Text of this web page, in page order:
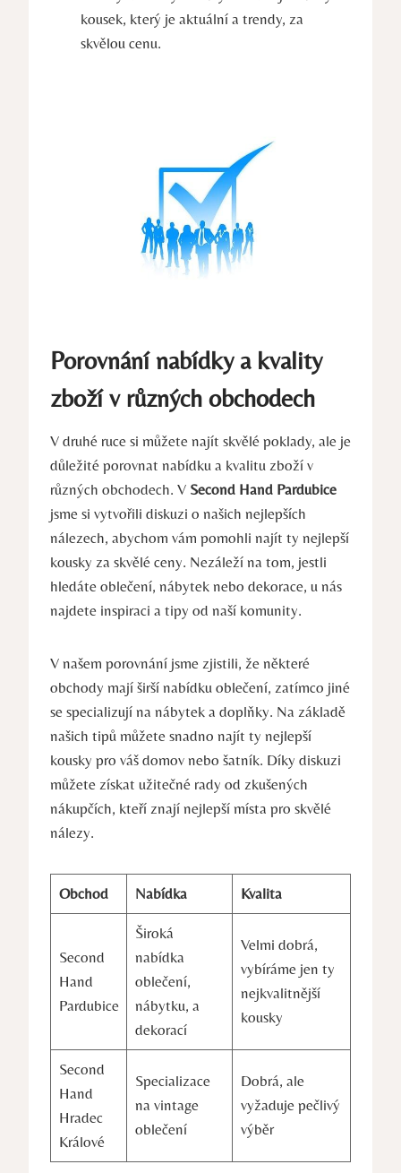
kousek, který je aktuální a trendy, za
skvělou cenu.
Porovnání nabídky a kvality
zboží v různých obchodech
V druhé ruce si můžete najít skvělé poklady, ale je
důležité porovnat nabídku a kvalitu zboží v
různých obchodech. V Second Hand Pardubice
jsme si vytvořili diskuzi o našich nejlepších
nálezech, abychom vám pomohli najít ty nejlepší
kousky za skvělé ceny. Nezáleží na tom, jestli
hledáte oblečení, nábytek nebo dekorace, u nás
najdete inspiraci a tipy od naší komunity.
V našem porovnání jsme zjistili, že některé
obchody mají širší nabídku oblečení, zatímco jiné
se specializují na nábytek a doplňky. Na základě
našich tipů můžete snadno najít ty nejlepší
kousky pro váš domov nebo šatník. Díky diskuzi
můžete získat užitečné rady od zkušených
nákupčích, kteří znají nejlepší místa pro skvělé
nálezy.
Obchod Nabídka Kvalita
Second
Hand
Pardubice
Široká
nabídka
oblečení,
nábytku, a
dekorací
Velmi dobrá,
vybíráme jen ty
nejkvalitnější
kousky
Second
Hand
Hradec
Králové
Specializace
na vintage
oblečení
Dobrá, ale
vyžaduje pečlivý
výběr